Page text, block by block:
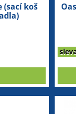
(sací koš